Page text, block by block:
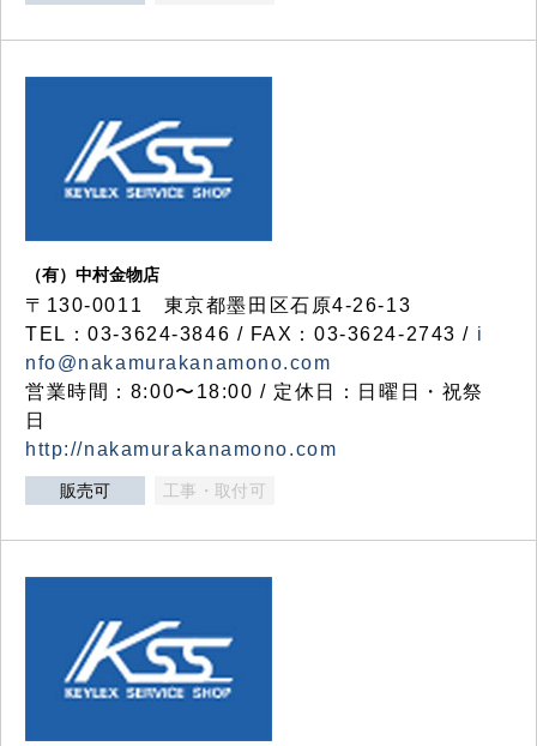
（有）中村金物店
〒130-0011 東京都墨田区石原4-26-13
TEL：03-3624-3846 / FAX：03-3624-2743 / i
nfo@nakamurakanamono.com
営業時間：8:00〜18:00 / 定休日：日曜日・祝祭
日
http://nakamurakanamono.com
販売可 工事・取付可